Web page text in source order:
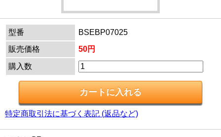
型番
BSEBP07025
販売価格
50円
購入数
特定商取引法に基づく表記 (返品など)